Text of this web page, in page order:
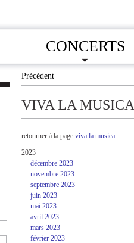
CONCERTS
Précédent
VIVA LA MUSICA
retourner à la page viva la musica
2023
décembre 2023
novembre 2023
septembre 2023
juin 2023
mai 2023
avril 2023
mars 2023
février 2023